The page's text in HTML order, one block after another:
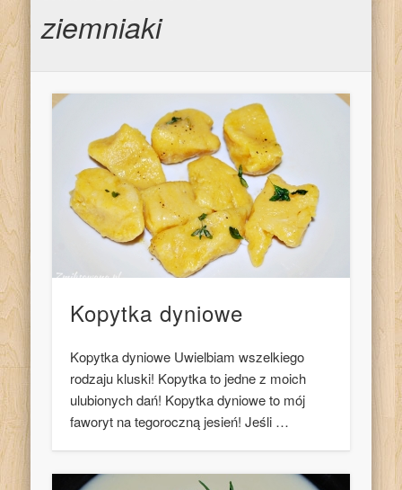
ziemniaki
Kopytka dyniowe
Kopytka dyniowe Uwielbiam wszelkiego
rodzaju kluski! Kopytka to jedne z moich
ulubionych dań! Kopytka dyniowe to mój
faworyt na tegoroczną jesień! Jeśli …